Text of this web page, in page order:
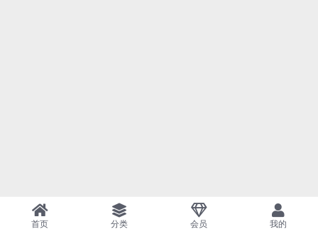
首页 分类 会员 我的